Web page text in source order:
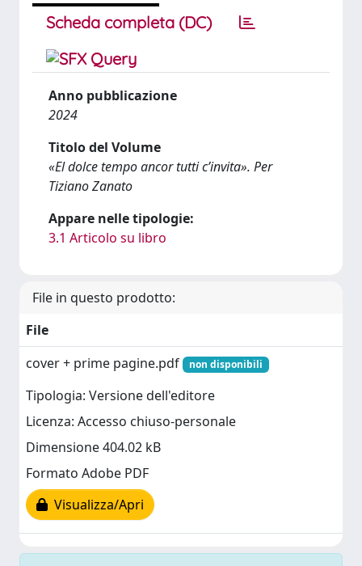
Scheda completa (DC)
Anno pubblicazione
2024
Titolo del Volume
«El dolce tempo ancor tutti c’invita». Per
Tiziano Zanato
Appare nelle tipologie:
3.1 Articolo su libro
File in questo prodotto:
File
cover + prime pagine.pdf
non disponibili
Tipologia: Versione dell'editore
Licenza: Accesso chiuso-personale
Dimensione 404.02 kB
Formato Adobe PDF
Visualizza/Apri